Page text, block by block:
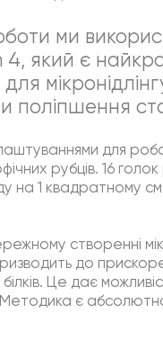
ми
4, який є
поліпшення
для
рубців. 16
на 1 квадратному
створенні
до
Це дає
Методика є